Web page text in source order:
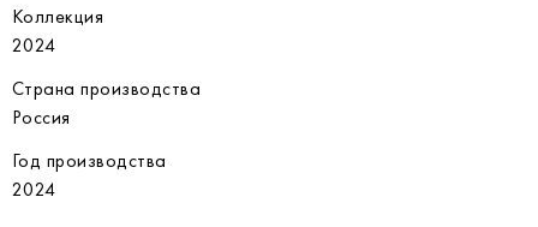
Коллекция
2024
Страна производства
Россия
Год производства
2024